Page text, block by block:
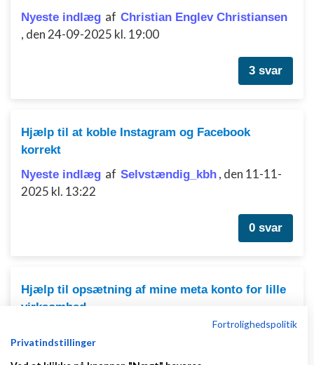
Nyeste indlæg af Christian Englev Christiansen
, den 24-09-2025 kl. 19:00
3 svar
Hjælp til at koble Instagram og Facebook
korrekt
Nyeste indlæg af Selvstændig_kbh , den 11-11-
2025 kl. 13:22
0 svar
Hjælp til opsætning af mine meta konto for lille
virksomhed
den 06-11-2025 kl.
19:17
Fortrolighedspolitik
Privatindstillinger